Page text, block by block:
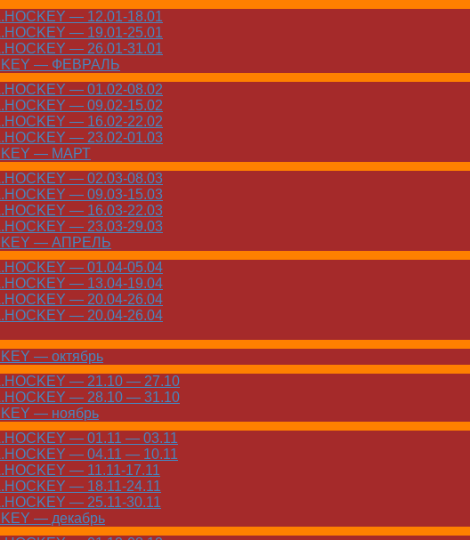
— 12.01-18.01
— 19.01-25.01
— 26.01-31.01
— ФЕВРАЛЬ
— 01.02-08.02
— 09.02-15.02
— 16.02-22.02
— 23.02-01.03
— МАРТ
— 02.03-08.03
— 09.03-15.03
— 16.03-22.03
— 23.03-29.03
— АПРЕЛЬ
— 01.04-05.04
— 13.04-19.04
— 20.04-26.04
— 20.04-26.04
— октябрь
— 21.10 — 27.10
— 28.10 — 31.10
— ноябрь
— 01.11 — 03.11
— 04.11 — 10.11
— 11.11-17.11
— 18.11-24.11
— 25.11-30.11
— декабрь